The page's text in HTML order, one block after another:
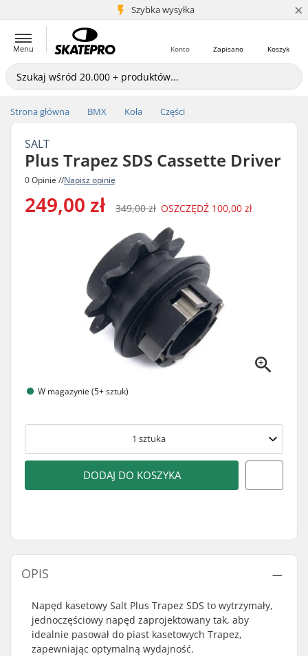
Szybka wysyłka
5+ mln klientów ×
Menu Koszyk
Zapisano
Konto
Strona główna BMX Koła Części
SALT
Plus Trapez SDS Cassette Driver
0 Opinie //Napisz opinię
249,00 zł 349,00 zł OSZCZĘDŹ 100,00 zł
W magazynie (5+ sztuk)
1 sztuka
DODAJ DO KOSZYKA
OPIS
Napęd kasetowy Salt Plus Trapez SDS to wytrzymały,
jednoczęściowy napęd zaprojektowany tak, aby
idealnie pasował do piast kasetowych Trapez,
zapewniając optymalną wydajność.